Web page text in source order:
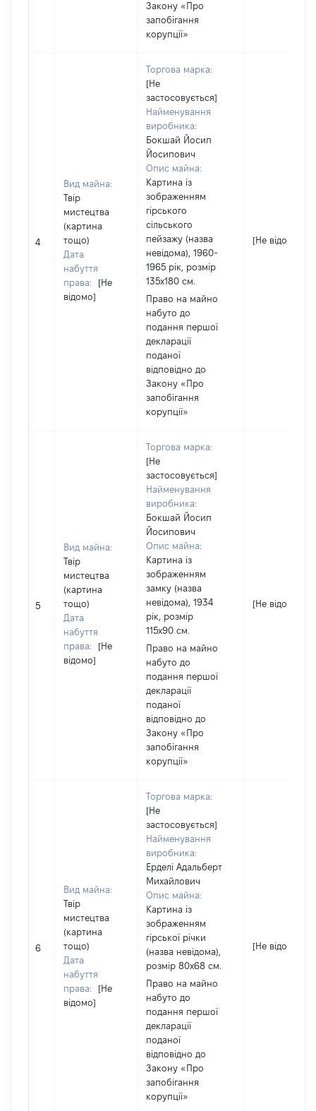
Закону «Про
запобігання
корупції»
4
Вид майна:
Твір
мистецтва
(картина
тощо)
Дата
набуття
права:
[Не
відомо]
Торгова марка:
[Не
застосовується]
Найменування
виробника:
Бокшай Йосип
Йосипович
Опис майна:
Картина із
зображенням
гірського
сільського
пейзажу (назва
невідома), 1960-
1965 рік, розмір
135х180 см.
Право на майно
набуто до
подання першої
декларації
поданої
відповідно до
Закону «Про
запобігання
корупції»
[Не відомо]
5
Вид майна:
Твір
мистецтва
(картина
тощо)
Дата
набуття
права:
[Не
відомо]
Торгова марка:
[Не
застосовується]
Найменування
виробника:
Бокшай Йосип
Йосипович
Опис майна:
Картина із
зображенням
замку (назва
невідома), 1934
рік, розмір
115х90 см.
Право на майно
набуто до
подання першої
декларації
поданої
відповідно до
Закону «Про
запобігання
корупції»
[Не відомо]
6
Вид майна:
Твір
мистецтва
(картина
тощо)
Дата
набуття
права:
[Не
відомо]
Торгова марка:
[Не
застосовується]
Найменування
виробника:
Ерделі Адальберт
Михайлович
Опис майна:
Картина із
зображенням
гірської річки
(назва невідома),
розмір 80х68 см.
Право на майно
набуто до
подання першої
декларації
поданої
відповідно до
Закону «Про
запобігання
корупції»
[Не відомо]